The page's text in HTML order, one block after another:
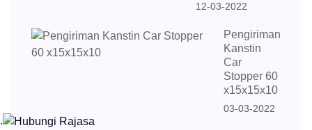
12-03-2022
Pengiriman
Kanstin
Car
Stopper 60
x15x15x10
03-03-2022
.